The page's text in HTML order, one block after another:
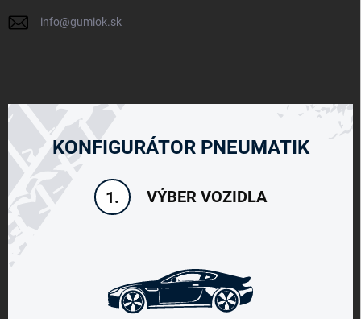
info@gumiok.sk
KONFIGURÁTOR PNEUMATIK
1. VÝBER VOZIDLA